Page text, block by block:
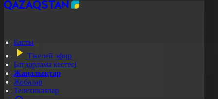
Басты
Тікелей эфир
Бағдарлама кестесі
Жаңалықтар
Жобалар
Телехикаялар